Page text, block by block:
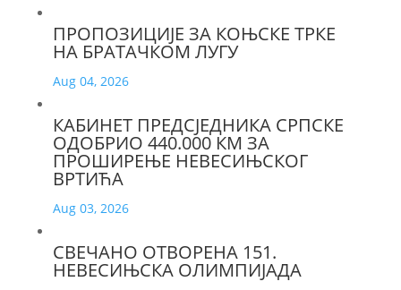
ПРОПОЗИЦИЈЕ ЗА КОЊСКЕ ТРКЕ
НА БРАТАЧКОМ ЛУГУ
Aug 04, 2026
КАБИНЕТ ПРЕДСЈЕДНИКА СРПСКЕ
ОДОБРИО 440.000 КМ ЗА
ПРОШИРЕЊЕ НЕВЕСИЊСКОГ
ВРТИЋА
Aug 03, 2026
СВЕЧАНО ОТВОРЕНА 151.
НЕВЕСИЊСКА ОЛИМПИЈАДА